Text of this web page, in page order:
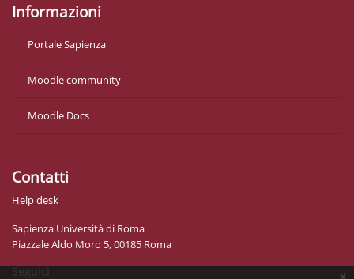
x
Informazioni
Portale Sapienza
Moodle community
Moodle Docs
Contatti
Help desk
Sapienza Università di Roma
Piazzale Aldo Moro 5, 00185 Roma
Seguici